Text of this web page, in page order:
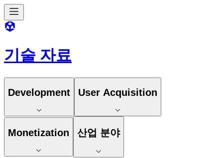
기술 자료
Development User Acquisition
Monetization 산업 분야